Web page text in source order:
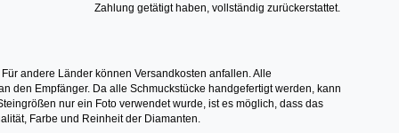
Zahlung getätigt haben, vollständig zurückerstattet.
andere Länder können Versandkosten anfallen. Alle
den Empfänger. Da alle Schmuckstücke handgefertigt werden, kann
nur ein Foto verwendet wurde, ist es möglich, dass das
Farbe und Reinheit der Diamanten.